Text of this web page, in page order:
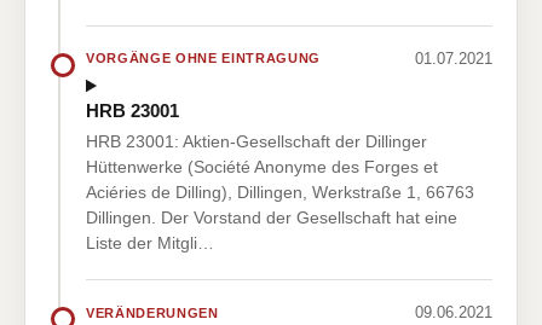
VORGÄNGE OHNE EINTRAGUNG 01.07.2021
HRB 23001
HRB 23001: Aktien-Gesellschaft der Dillinger
Hüttenwerke (Société Anonyme des Forges et
Aciéries de Dilling), Dillingen, Werkstraße 1, 66763
Dillingen. Der Vorstand der Gesellschaft hat eine
Liste der Mitgli…
VERÄNDERUNGEN 09.06.2021